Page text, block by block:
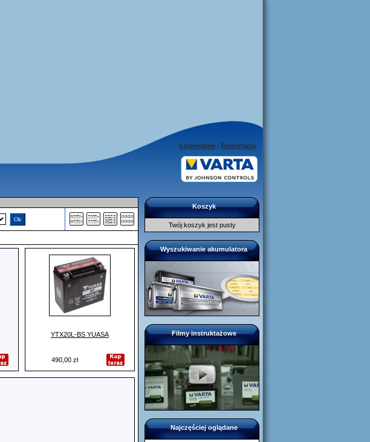
Logowanie | Rejestracja
YTX20L-BS YUASA
490,00 zł
Koszyk
Twój koszyk jest pusty
Wyszukiwanie akumulatora
Filmy instruktażowe
Najczęściej oglądane